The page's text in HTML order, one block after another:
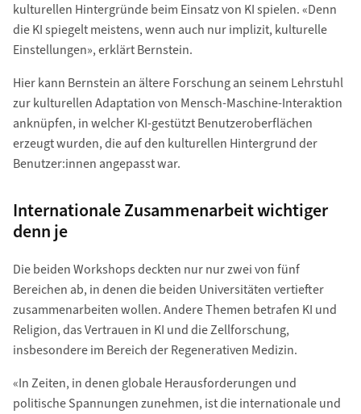
kulturellen Hintergründe beim Einsatz von KI spielen. «Denn
die KI spiegelt meistens, wenn auch nur implizit, kulturelle
Einstellungen», erklärt Bernstein.
Hier kann Bernstein an ältere Forschung an seinem Lehrstuhl
zur kulturellen Adaptation von Mensch-Maschine-Interaktion
anknüpfen, in welcher KI-gestützt Benutzeroberflächen
erzeugt wurden, die auf den kulturellen Hintergrund der
Benutzer:innen angepasst war.
Internationale Zusammenarbeit wichtiger
denn je
Die beiden Workshops deckten nur nur zwei von fünf
Bereichen ab, in denen die beiden Universitäten vertiefter
zusammenarbeiten wollen. Andere Themen betrafen KI und
Religion, das Vertrauen in KI und die Zellforschung,
insbesondere im Bereich der Regenerativen Medizin.
«In Zeiten, in denen globale Herausforderungen und
politische Spannungen zunehmen, ist die internationale und